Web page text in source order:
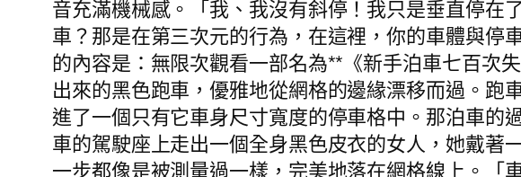
音充滿機械感。「我、我沒有斜停！我只是垂直停在
車？那是在第三次元的行為，在這裡，你的車體與
的內容是：無限次觀看一部名為**《新手泊車七百次
出來的黑色跑車，優雅地從網格的邊緣漂移而過。
進了一個只有它車身尺寸寬度的停車格中。那泊車的
車的駕駛座上走出一個全身黑色皮衣的女人，她戴著
一步都像是被測量過一樣，完美地落在網格線上。「